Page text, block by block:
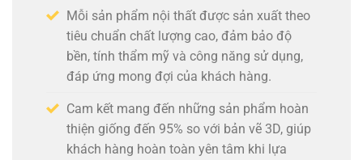
Mỗi sản phẩm nội thất được sản xuất theo
tiêu chuẩn chất lượng cao, đảm bảo độ
bền, tính thẩm mỹ và công năng sử dụng,
đáp ứng mong đợi của khách hàng.
Cam kết mang đến những sản phẩm hoàn
thiện giống đến 95% so với bản vẽ 3D, giúp
khách hàng hoàn toàn yên tâm khi lựa